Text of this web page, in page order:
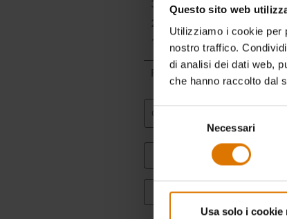
Questo sito web
Utilizziamo i cookie per
nostro traffico.
di analisi dei dati web,
che hanno raccolto dal
Selezione
del
consenso
Necessari
Usa solo i cookie